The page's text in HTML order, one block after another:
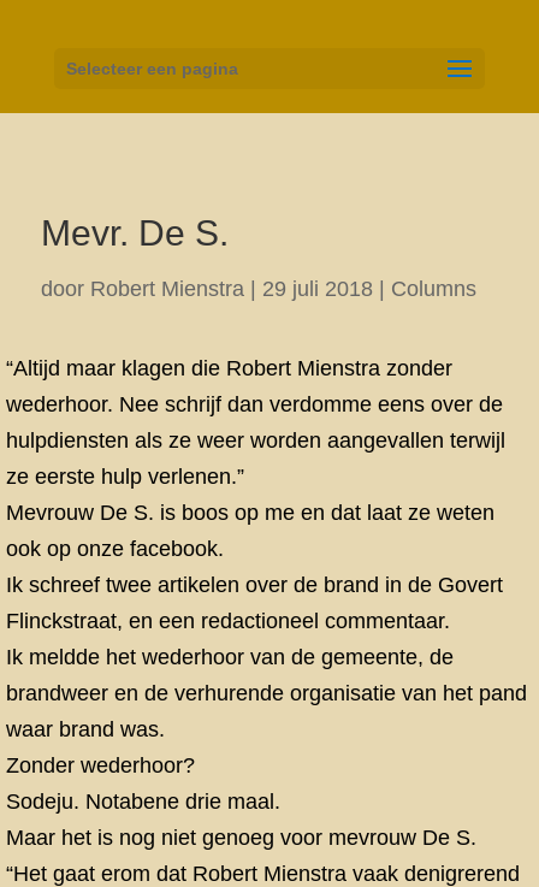
Selecteer een pagina
Mevr. De S.
door Robert Mienstra| 29 juli 2018| Columns
“Altijd maar klagen die Robert Mienstra zonder
wederhoor. Nee schrijf dan verdomme eens over de
hulpdiensten als ze weer worden aangevallen terwijl
ze eerste hulp verlenen.”
Mevrouw De S. is boos op me en dat laat ze weten
ook op onze facebook.
Ik schreef twee artikelen over de brand in de Govert
Flinckstraat, en een redactioneel commentaar.
Ik meldde het wederhoor van de gemeente, de
brandweer en de verhurende organisatie van het pand
waar brand was.
Zonder wederhoor?
Sodeju. Notabene drie maal.
Maar het is nog niet genoeg voor mevrouw De S.
“Het gaat erom dat Robert Mienstra vaak denigrerend